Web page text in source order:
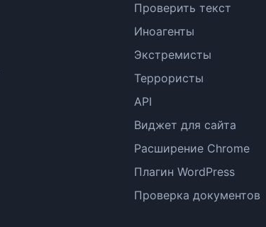
Проверить текст
Иноагенты
Экстремисты
Террористы
API
Виджет для сайта
Расширение Chrome
Плагин WordPress
Проверка документов